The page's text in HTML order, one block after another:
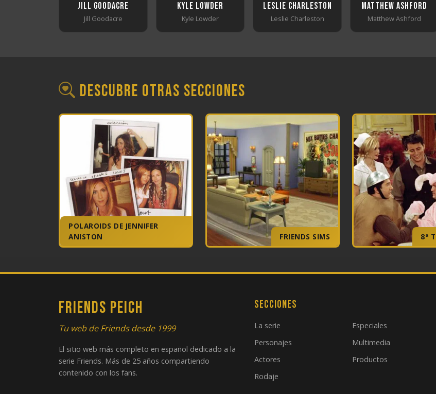
Jill Goodacre
Jill Goodacre
Kyle Lowder
Kyle Lowder
Leslie Charleston
Leslie Charleston
Matthew Ashford
Matthew Ashford
Descubre otras secciones
POLAROIDS DE JENNIFER
ANISTON
FRIENDS SIMS 8ª
FRIENDS PEICH
Tu web de Friends desde 1999
El sitio web más completo en español dedicado a la
serie Friends. Más de 25 años compartiendo
contenido con los fans.
Secciones
La serie
Personajes
Actores
Rodaje
Especiales
Multimedia
Productos